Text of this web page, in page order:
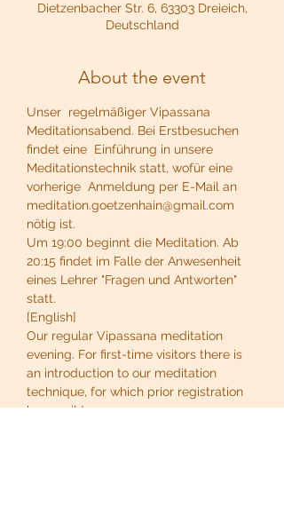
Dietzenbacher Str. 6, 63303 Dreieich,
Deutschland
About the event
Unser  regelmäßiger Vipassana
Meditationsabend. Bei Erstbesuchen
findet eine  Einführung in unsere
Meditationstechnik statt, wofür eine
vorherige  Anmeldung per E-Mail an
meditation.goetzenhain@gmail.com
nötig ist.
Um 19:00 beginnt die Meditation. Ab
20:15 findet im Falle der Anwesenheit
eines Lehrer "Fragen und Antworten"
statt.
[English]
Our regular Vipassana meditation
evening. For first-time visitors there is
an introduction to our meditation
technique, for which prior registration
by email to